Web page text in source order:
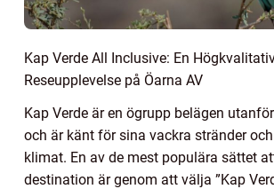
Kap Verde All Inclusive: En
Reseupplevelse på Öarna AV
Kap Verde är en ögrupp belägen
och är känt för sina vackra stränder
klimat. En av de mest populära sättet
destination är genom att välja ”Kap